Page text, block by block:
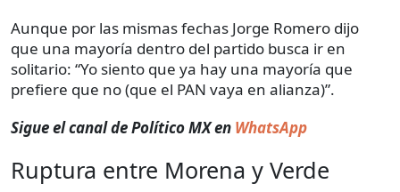
Aunque por las mismas fechas Jorge Romero dijo
que una mayoría dentro del partido busca ir en
solitario: “Yo siento que ya hay una mayoría que
prefiere que no (que el PAN vaya en alianza)”.
Sigue el canal de Político MX en WhatsApp
Ruptura entre Morena y Verde